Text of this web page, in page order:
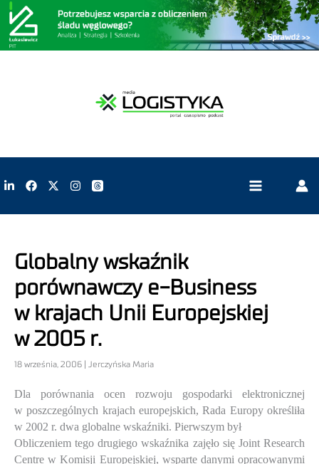
Globalny wskaźnik
porównawczy e-Business
w krajach Unii Europejskiej
w 2005 r.
18 września, 2006 | Jerczyńska Maria
Dla porównania ocen rozwoju gospodarki elektronicznej
w poszczególnych krajach europejskich, Rada Europy określiła
w 2002 r. dwa globalne wskaźniki. Pierwszym był
Obliczeniem tego drugiego wskaźnika zajęło się Joint Research
Centre w Komisji Europejskiej, wsparte danymi opracowanymi